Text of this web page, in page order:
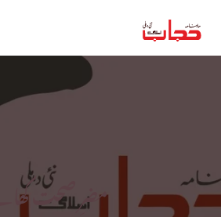
مضرِ صحت کھانے